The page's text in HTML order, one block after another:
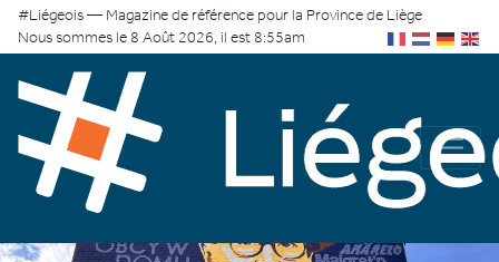
#Liégeois — Magazine de référence pour la Province de Liège
Nous sommes le 8 Août 2026, il est 8:55am